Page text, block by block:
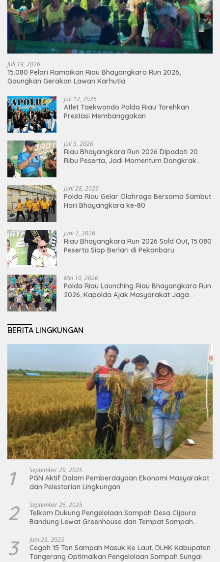
Juli 19, 2026
15.080 Pelari Ramaikan Riau Bhayangkara Run 2026,
Gaungkan Gerakan Lawan Karhutla
Juli 12, 2026
Atlet Taekwondo Polda Riau Torehkan
Prestasi Membanggakan
Juli 5, 2026
Riau Bhayangkara Run 2026 Dipadati 20
Ribu Peserta, Jadi Momentum Dongkrak
Juni 28, 2026
Polda Riau Gelar Olahraga Bersama Sambut
Hari Bhayangkara ke-80
Juni 7, 2026
Riau Bhayangkara Run 2026 Sold Out, 15.080
Peserta Siap Berlari di Pekanbaru
Mei 10, 2026
Polda Riau Launching Riau Bhayangkara Run
2026, Kapolda Ajak Masyarakat Jaga
BERITA LINGKUNGAN
1 September 29, 2025
PGN Aktif Dalam Pemberdayaan Ekonomi Masyarakat
dan Pelestarian Lingkungan
2 September 26, 2025
Telkom Dukung Pengelolaan Sampah Desa Cijaura
Bandung Lewat Greenhouse dan Tempat Sampah
3 Juni 23, 2025
Cegah 15 Ton Sampah Masuk Ke Laut, DLHK Kabupaten
Tangerang Optimalkan Pengelolaan Sampah Sungai